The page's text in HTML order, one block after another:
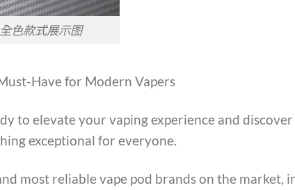
色款式展示图
Have for Modern Vapers
to elevate your vaping experience and
exceptional for everyone.
most reliable vape pod brands on the market,